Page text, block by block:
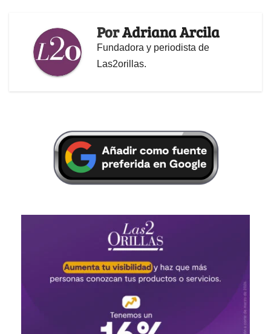
PorAdriana Arcila
Fundadora y periodista de
Las2orillas.